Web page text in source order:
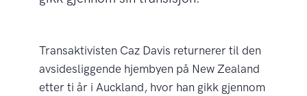
Transaktivisten Caz Davis returnerer til den
avsidesliggende hjembyen på New Zealand
etter ti år i Auckland, hvor han gikk gjennom